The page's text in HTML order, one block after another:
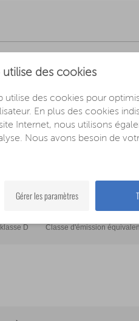
D Classe d'émission
des cookies
utilise des cookies pour
En plus des cookies
Internet, nous utilisons
Nous avons besoin de
Gérer les paramètres